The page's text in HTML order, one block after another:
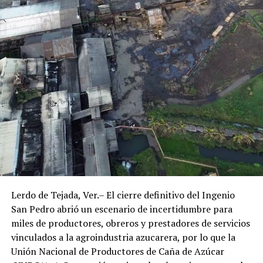
Lerdo de Tejada, Ver.– El cierre definitivo del Ingenio
San Pedro abrió un escenario de incertidumbre para
miles de productores, obreros y prestadores de servicios
vinculados a la agroindustria azucarera, por lo que la
Unión Nacional de Productores de Caña de Azúcar